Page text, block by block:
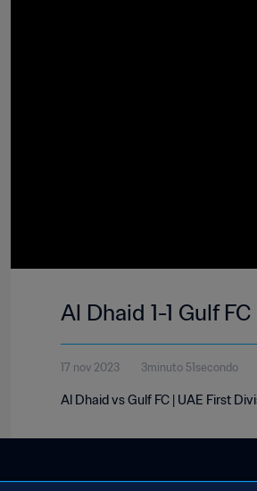
Al Dhaid 1-1 Gulf
17 nov 2023 3minuto 51secondo
Al Dhaid vs Gulf FC | UAE First